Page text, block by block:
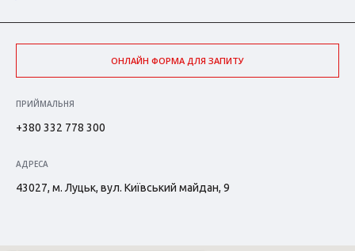
ОНЛАЙН ФОРМА ДЛЯ ЗАПИТУ
ПРИЙМАЛЬНЯ
+380 332 778 300
АДРЕСА
43027, м. Луцьк, вул. Київський майдан, 9